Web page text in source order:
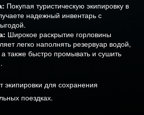
Покупая туристическую экипировку в
надежный инвентарь с
Широкое раскрытие горловины
легко наполнять резервуар водой,
также быстро промывать и сушить
для сохранения
поездках.